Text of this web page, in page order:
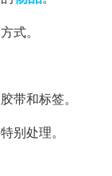
式。
带和标签。
别处理。